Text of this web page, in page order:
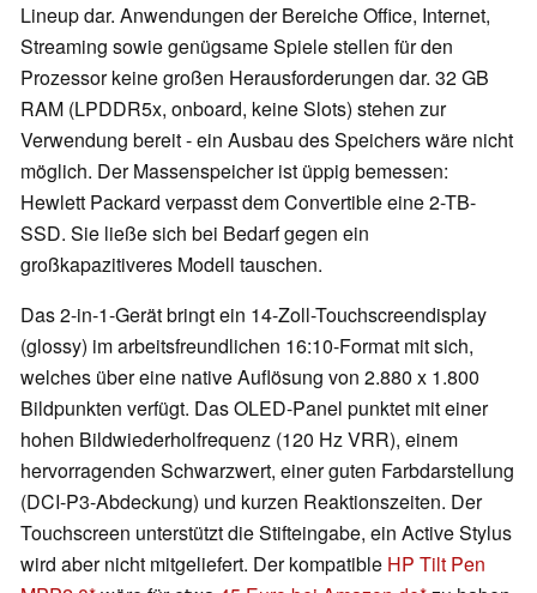
Lineup dar. Anwendungen der Bereiche Office, Internet,
Streaming sowie genügsame Spiele stellen für den
Prozessor keine großen Herausforderungen dar. 32 GB
RAM (LPDDR5x, onboard, keine Slots) stehen zur
Verwendung bereit - ein Ausbau des Speichers wäre nicht
möglich. Der Massenspeicher ist üppig bemessen:
Hewlett Packard verpasst dem Convertible eine 2-TB-
SSD. Sie ließe sich bei Bedarf gegen ein
großkapazitiveres Modell tauschen.
Das 2-in-1-Gerät bringt ein 14-Zoll-Touchscreendisplay
(glossy) im arbeitsfreundlichen 16:10-Format mit sich,
welches über eine native Auflösung von 2.880 x 1.800
Bildpunkten verfügt. Das OLED-Panel punktet mit einer
hohen Bildwiederholfrequenz (120 Hz VRR), einem
hervorragenden Schwarzwert, einer guten Farbdarstellung
(DCI-P3-Abdeckung) und kurzen Reaktionszeiten. Der
Touchscreen unterstützt die Stifteingabe, ein Active Stylus
wird aber nicht mitgeliefert. Der kompatible HP Tilt Pen